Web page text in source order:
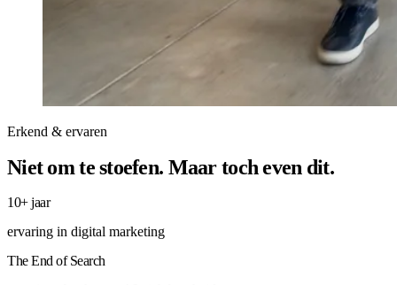
Erkend & ervaren
Niet om te stoefen. Maar toch even dit.
10+ jaar
ervaring in digital marketing
The End of Search